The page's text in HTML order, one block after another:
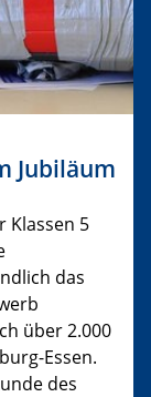
Jubiläum
Klassen 5
das
über 2.000
Essen.
des